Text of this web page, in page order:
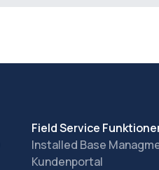
Field Service
Installed Base
Kundenportal